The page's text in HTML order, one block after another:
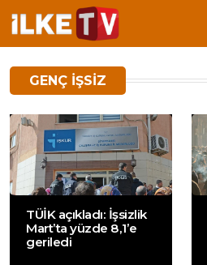
GENÇ IŞSIZ
TÜİK açıkladı: İşsizlik
Mart’ta yüzde 8,1’e
geriledi